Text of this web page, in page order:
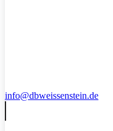
info@dbweissenstein.de